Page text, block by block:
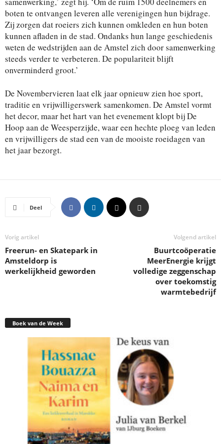
boten te ontvangen leveren alle verenigingen hun bijdrage.
Zij zorgen dat roeiers zich kunnen omkleden en hun boten
kunnen afladen in de stad. Ondanks hun lange geschiedenis
weten de wedstrijden aan de Amstel zich door samenwerking
steeds verder te verbeteren. De populariteit blijft
onverminderd groot.’
De Novembervieren laat elk jaar opnieuw zien hoe sport,
traditie en vrijwilligerswerk samenkomen. De Amstel vormt
het decor, maar het hart van het evenement klopt bij De
Hoop aan de Weesperzijde, waar een hechte ploeg van leden
en vrijwilligers de stad een van de mooiste roeidagen van
het jaar bezorgt.
Deel
Vorig artikel
Freerun- en Skatepark in
Amsteldorp is
werkelijkheid geworden
Volgend artikel
Buurtcoöperatie
MeerEnergie krijgt
volledige zeggenschap
over toekomstig
warmtebedrijf
Boek van de Week